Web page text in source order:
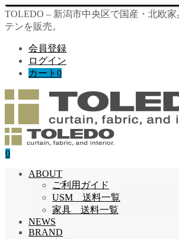
TOLEDO – 新潟市中央区で国産・北欧
テンを販売。
会員登録
ログイン
カート 0
0
ABOUT
ご利用ガイド
USM 送料一覧
家具 送料一覧
NEWS
BRAND